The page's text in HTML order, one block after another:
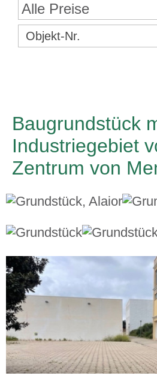
Alle Preise
Baugrundstück
Industriegebiet
Zentrum von